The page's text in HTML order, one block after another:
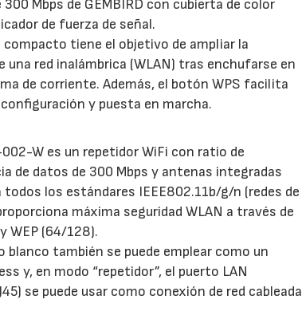
Mbps de GEMBIRD con cubierta de color
de fuerza de señal.
compacto tiene el objetivo de ampliar la
una red inalámbrica (WLAN) tras enchufarse en
de corriente. Además, el botón WPS facilita
y puesta en marcha.
002-W es un repetidor WiFi con ratio de
de datos de 300 Mbps y antenas integradas
todos los estándares IEEE802.11b/g/n (redes de
máxima seguridad WLAN a través de
WEP (64/128).
blanco también se puede emplear como un
y, en modo “repetidor”, el puerto LAN
se puede usar como conexión de red